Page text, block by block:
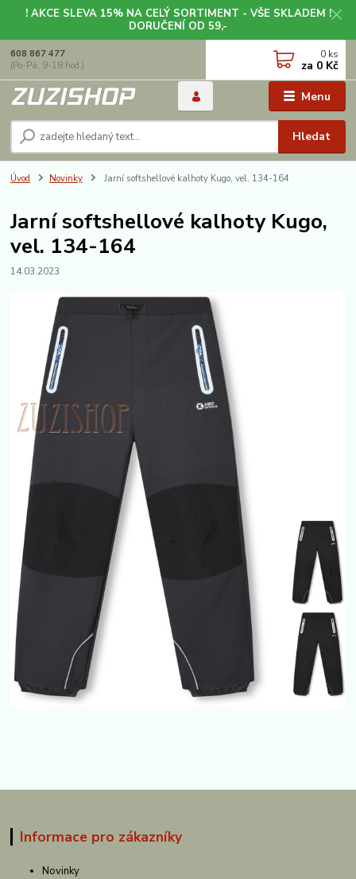
! AKCE SLEVA 15% NA CELÝ SORTIMENT - VŠE SKLADEM !
DORUČENÍ OD 59,-
Menu
Hledat
608 867 477
(Po-Pá, 9-18 hod.)
0 ks
za 0 Kč
Úvod Novinky Jarní softshellové kalhoty Kugo, vel. 134-164
Jarní softshellové kalhoty Kugo,
vel. 134-164
14.03.2023
Informace pro zákazníky
Novinky